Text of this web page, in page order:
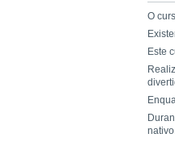
O
Este